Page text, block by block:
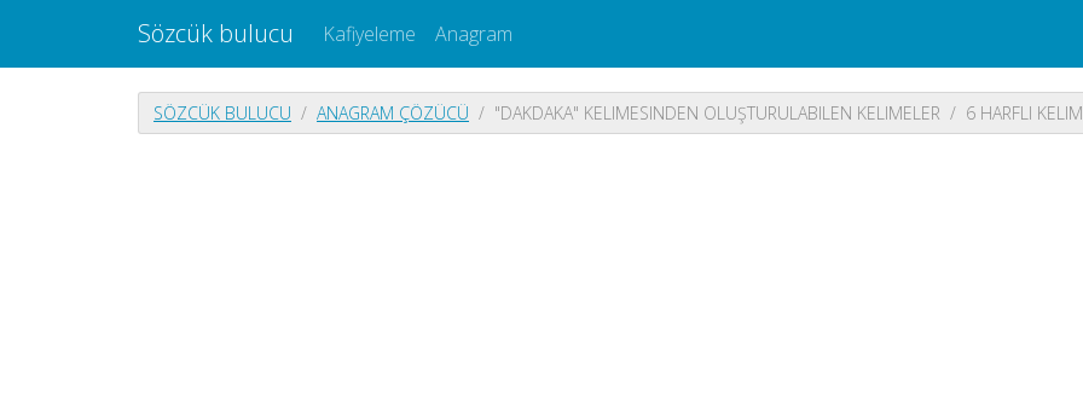
Sözcük bulucu Kafiyeleme Anagram
SÖZCÜK BULUCU ANAGRAM ÇÖZÜCÜ "DAKDAKA" KELIMESINDEN OLUŞTURULABILEN KELIMELER 6 HARFLI